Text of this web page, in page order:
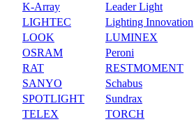
K-Array
Leader Light
LIGHTEC
Lighting Innovation
LOOK
LUMINEX
OSRAM
Peroni
RAT
RESTMOMENT
SANYO
Schabus
SPOTLIGHT
Sundrax
TELEX
TORCH